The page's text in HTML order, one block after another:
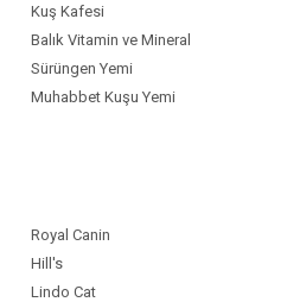
Kuş Kafesi
Balık Vitamin ve Mineral
Sürüngen Yemi
Muhabbet Kuşu Yemi
Royal Canin
Hill's
Lindo Cat